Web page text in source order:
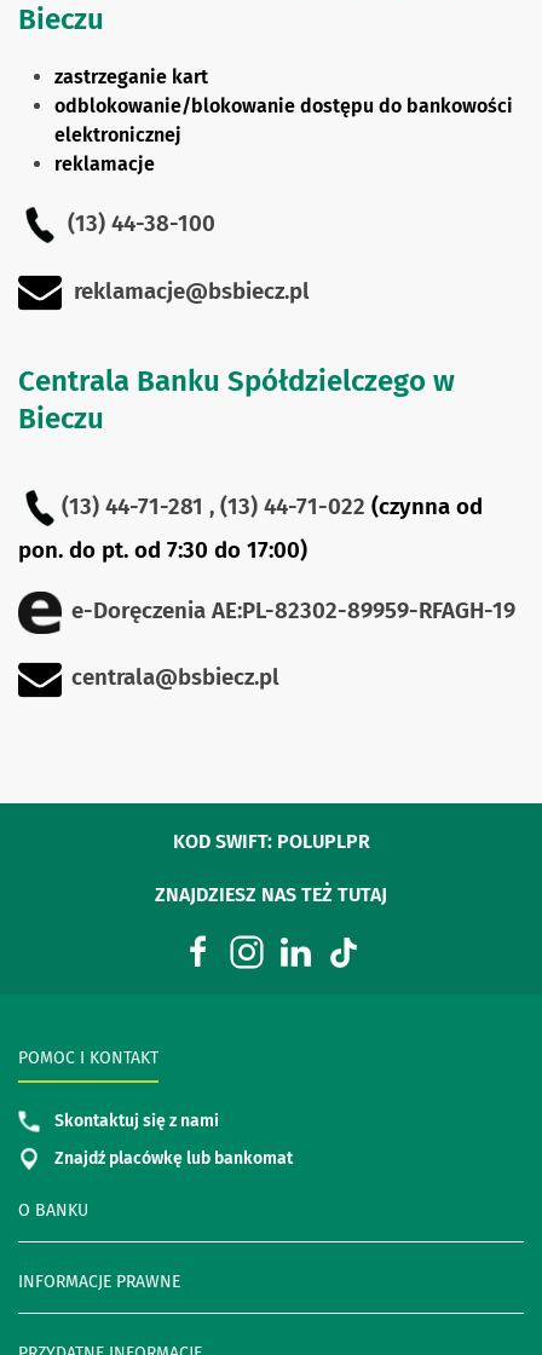
Bieczu
zastrzeganie kart
odblokowanie/blokowanie dostępu do bankowości
elektronicznej
reklamacje
(13) 44-38-100
reklamacje@bsbiecz.pl
Centrala Banku Spółdzielczego w
Bieczu
(13) 44-71-281 , (13) 44-71-022 (czynna od
pon. do pt. od 7:30 do 17:00)
e-Doręczenia AE:PL-82302-89959-RFAGH-19
centrala@bsbiecz.pl
KOD SWIFT: POLUPLPR
ZNAJDZIESZ NAS TEŻ TUTAJ
O BANKU
INFORMACJE PRAWNE
POMOC I KONTAKT
Skontaktuj się z nami
Znajdź placówkę lub bankomat